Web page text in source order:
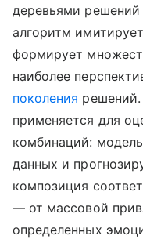
деревьями
алгоритм
формирует
наиболее
поколения решений.
применяется для
комбинаций:
данных и
композиция
— от массовой
определенных